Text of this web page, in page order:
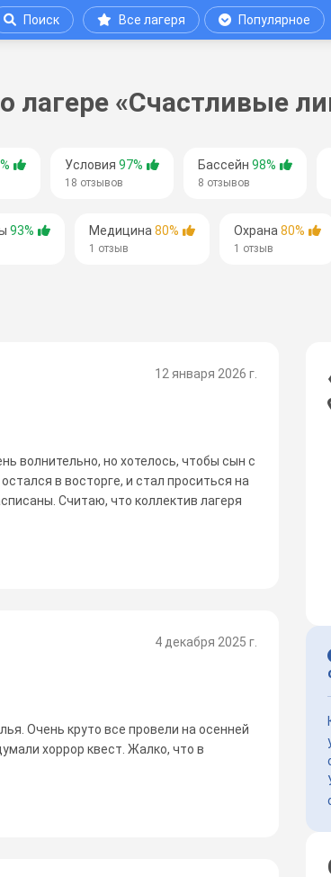
Поиск Все лагеря Популярное
лагере «Счастливые
Условия 97%
18 отзывов
Бассейн 98%
8 отзывов
93% Медицина 80%
1 отзыв
Охрана 80%
1 отзыв
12 января 2026 г.
волнительно, но хотелось, чтобы сын с
в восторге, и стал проситься на
Считаю, что коллектив лагеря
4 декабря 2025 г.
Очень круто все провели на осенней
хоррор квест. Жалко, что в